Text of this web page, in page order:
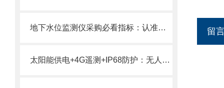
​地下水位监测仪采购必看指标：认准毫米静压传感与IP68防护拒绝数据漂移！
太阳能供电+4G遥测+IP68防护：无人值守河道水位监测站的长期稳定运行方案
留